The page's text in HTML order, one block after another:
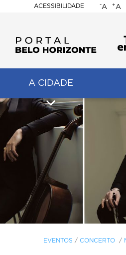
ACESSIBILIDADE
BELO
-A +A
A CIDADE
EVENTOS / CONCERTO /